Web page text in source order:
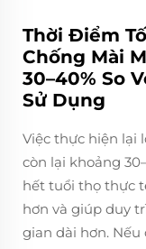
Thời Điểm
Chống Mài
30–40% So
Sử Dụng
Việc thực hiện lại
còn lại khoảng
hết tuổi thọ thực
hơn và giúp duy
gian dài hơn. Nếu